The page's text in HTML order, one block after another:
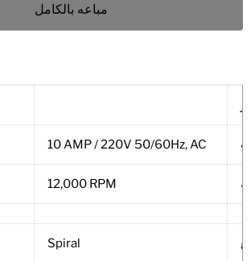
مباعه بالكامل
10 AMP / 220V 50/60Hz, AC
12,000 RPM
Spiral